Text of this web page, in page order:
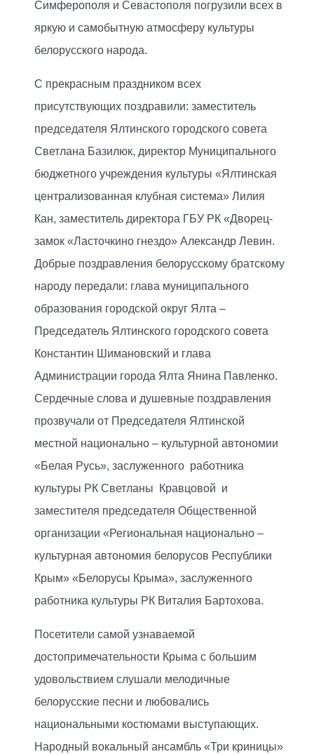
Симферополя и Севастополя погрузили всех в
яркую и самобытную атмосферу культуры
белорусского народа.
С прекрасным праздником всех
присутствующих поздравили: заместитель
председателя Ялтинского городского совета
Светлана Базилюк, директор Муниципального
бюджетного учреждения культуры «Ялтинская
централизованная клубная система» Лилия
Кан, заместитель директора ГБУ РК «Дворец-
замок «Ласточкино гнездо» Александр Левин.
Добрые поздравления белорусскому братскому
народу передали: глава муниципального
образования городской округ Ялта –
Председатель Ялтинского городского совета
Константин Шимановский и глава
Администрации города Ялта Янина Павленко.
Сердечные слова и душевные поздравления
прозвучали от Председателя Ялтинской
местной национально – культурной автономии
«Белая Русь», заслуженного работника
культуры РК Светланы Кравцовой и
заместителя председателя Общественной
организации «Региональная национально –
культурная автономия белорусов Республики
Крым» «Белорусы Крыма», заслуженного
работника культуры РК Виталия Бартохова.
Посетители самой узнаваемой
достопримечательности Крыма с большим
удовольствием слушали мелодичные
белорусские песни и любовались
национальными костюмами выступающих.
Народный вокальный ансамбль «Три криницы»